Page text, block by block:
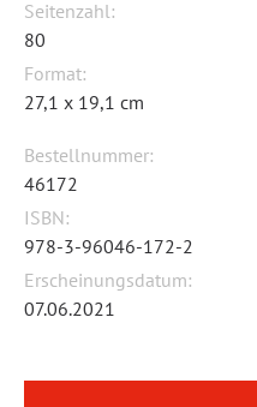
Seitenzahl:
80
Format:
27,1 x 19,1 cm
Bestellnummer:
46172
ISBN:
978-3-96046-172-2
Erscheinungsdatum:
07.06.2021